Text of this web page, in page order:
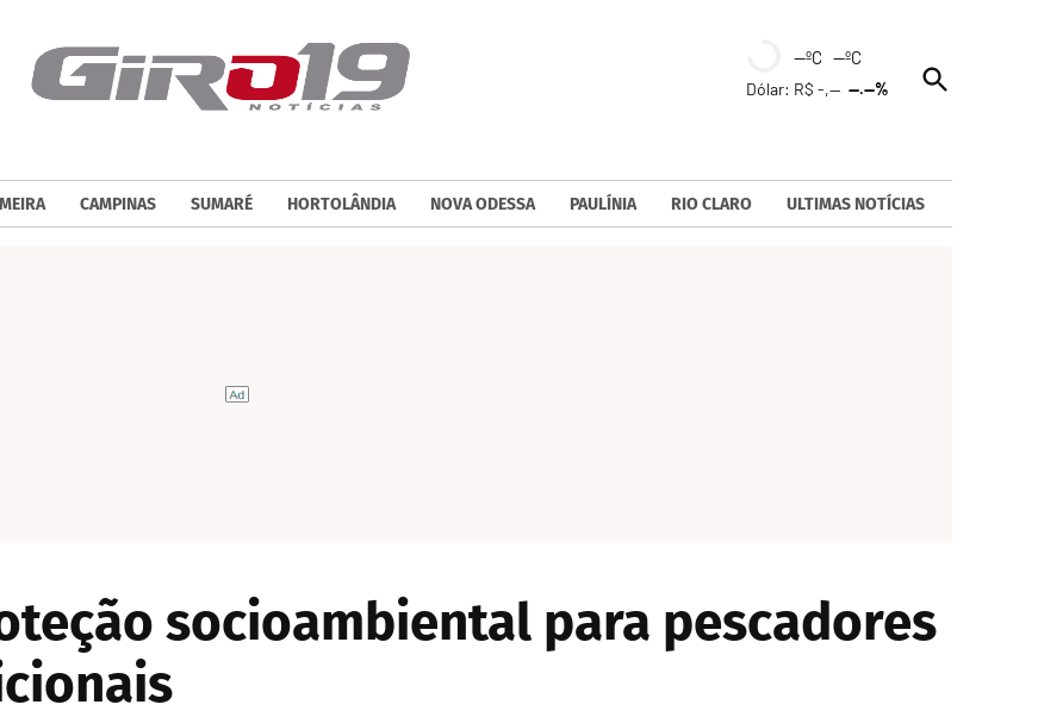
--ºC --ºC
Dólar: R$ -,----.--%
Open
Search
CAMPINAS SUMARÉ HORTOLÂNDIA NOVA ODESSA PAULÍNIA RIO CLARO ULTIMAS NOTÍCIAS
socioambiental para pescadores